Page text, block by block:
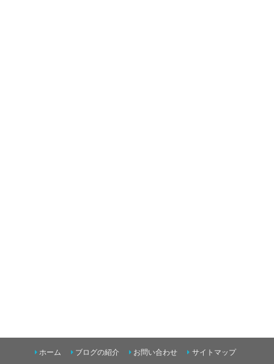
ホーム ブログの紹介 お問い合わせ サイトマップ